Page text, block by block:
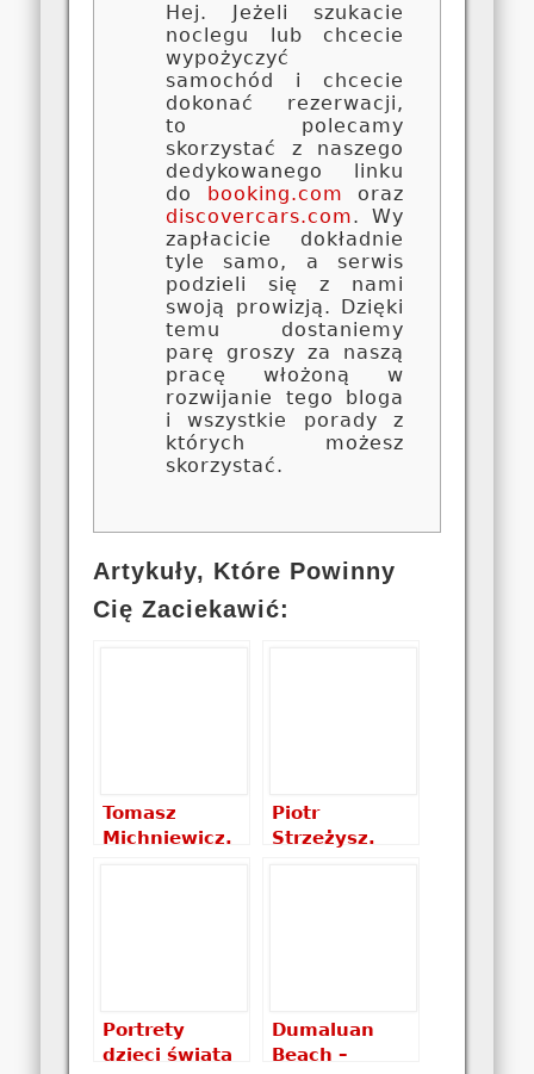
Hej. Jeżeli szukacie
noclegu lub chcecie
wypożyczyć
samochód i chcecie
dokonać rezerwacji,
to polecamy
skorzystać z naszego
dedykowanego linku
do booking.com oraz
discovercars.com. Wy
zapłacicie dokładnie
tyle samo, a serwis
podzieli się z nami
swoją prowizją. Dzięki
temu dostaniemy
parę groszy za naszą
pracę włożoną w
rozwijanie tego bloga
i wszystkie porady z
których możesz
skorzystać.
Artykuły, Które Powinny
Cię Zaciekawić:
Tomasz
Michniewicz.
Piotr
Strzeżysz.
Portrety
dzieci świata
Dumaluan
Beach –